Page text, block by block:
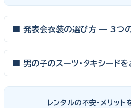
■ 発表会衣装の選び方 — 3つの
ピアノ発表会・バイオリン発表会・コン
って特別な一日。元ピアノ教師として
① サイズは"ジャストフィット"を選ぶ
■ 男の子のスーツ・タキシード
レンタルの不安・メリット